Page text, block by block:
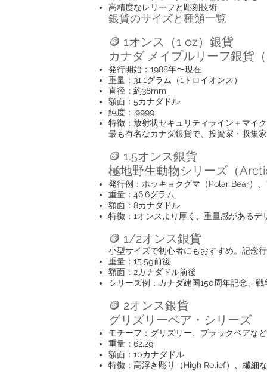
高精度なレリーフと彫刻技術
銀貨のサイズと種類一覧
🪙 1オンス（1 oz）銀貨
カナダ メイプルリーフ銀貨
発行開始：1988年〜現在
重量：31.1グラム（1トロイオンス）
直径：約38mm
額面：5カナダドル
純度：.9999
特徴：放射状セキュリティライン＋マイ
最も有名なカナダ銀貨で、投資家・収集
🪙 1.5オンス銀貨
極地野生動物シリーズ（
発行例：ホッキョクグマ（Polar Bear）
重量：46.6グラム
額面：8カナダドル
特徴：1オンスより厚く、重量感があるデ
🪙 1/2オンス銀貨
小型サイズで初心者にもおすすめ。記念
重量：15.5g前後
額面：2カナダドル前後
シリーズ例：カナダ建国150周年記念、
🪙 2オンス銀貨
グリズリーベア・シリーズ
モチーフ：グリズリー、ブラックベアな
重量：62.2g
額面：10カナダドル
特徴：高浮き彫り（High Relief）、繊細